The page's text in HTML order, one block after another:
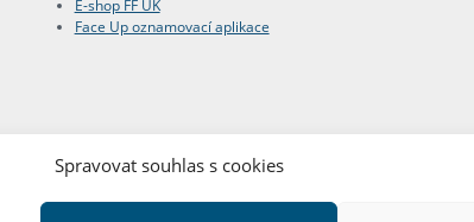
Spravovat souhlas s cookies
E-shop FF UK
Face Up oznamovací aplikace